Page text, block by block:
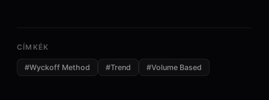
CÍMKÉK
#Wyckoff Method #Trend #Volume Based